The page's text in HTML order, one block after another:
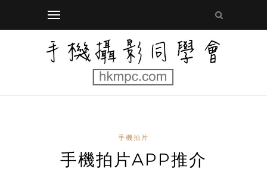
手機拍片
手機拍片APP推介